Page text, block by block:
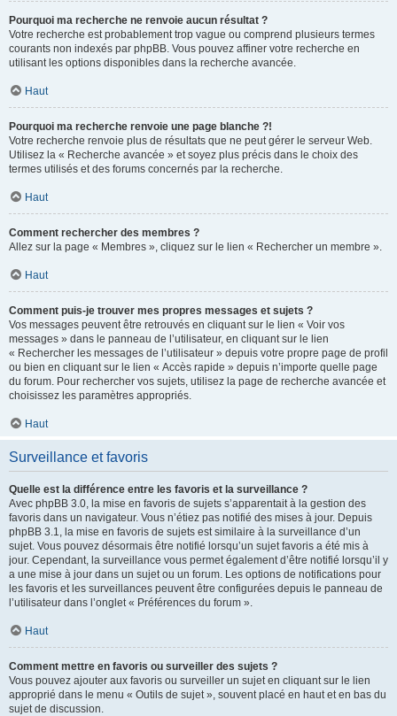
Pourquoi ma recherche ne renvoie aucun résultat ?
Votre recherche est probablement trop vague ou comprend plusieurs termes
courants non indexés par phpBB. Vous pouvez affiner votre recherche en
utilisant les options disponibles dans la recherche avancée.
Haut
Pourquoi ma recherche renvoie une page blanche ?!
Votre recherche renvoie plus de résultats que ne peut gérer le serveur Web.
Utilisez la « Recherche avancée » et soyez plus précis dans le choix des
termes utilisés et des forums concernés par la recherche.
Haut
Comment rechercher des membres ?
Allez sur la page « Membres », cliquez sur le lien « Rechercher un membre ».
Haut
Comment puis-je trouver mes propres messages et sujets ?
Vos messages peuvent être retrouvés en cliquant sur le lien « Voir vos
messages » dans le panneau de l’utilisateur, en cliquant sur le lien
« Rechercher les messages de l’utilisateur » depuis votre propre page de profil
ou bien en cliquant sur le lien « Accès rapide » depuis n’importe quelle page
du forum. Pour rechercher vos sujets, utilisez la page de recherche avancée et
choisissez les paramètres appropriés.
Haut
Surveillance et favoris
Quelle est la différence entre les favoris et la surveillance ?
Avec phpBB 3.0, la mise en favoris de sujets s’apparentait à la gestion des
favoris dans un navigateur. Vous n’étiez pas notifié des mises à jour. Depuis
phpBB 3.1, la mise en favoris de sujets est similaire à la surveillance d’un
sujet. Vous pouvez désormais être notifié lorsqu’un sujet favoris a été mis à
jour. Cependant, la surveillance vous permet également d’être notifié lorsqu’il y
a une mise à jour dans un sujet ou un forum. Les options de notifications pour
les favoris et les surveillances peuvent être configurées depuis le panneau de
l’utilisateur dans l’onglet « Préférences du forum ».
Haut
Comment mettre en favoris ou surveiller des sujets ?
Vous pouvez ajouter aux favoris ou surveiller un sujet en cliquant sur le lien
approprié dans le menu « Outils de sujet », souvent placé en haut et en bas du
sujet de discussion.